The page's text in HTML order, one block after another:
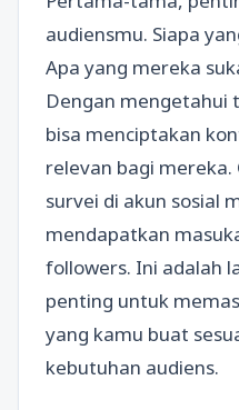
audiensmu. Siapa
Apa yang mereka
Dengan mengetahui
bisa menciptakan
relevan bagi
survei di akun sosial
mendapatkan
followers. Ini adalah
penting untuk
yang kamu buat
kebutuhan audiens.